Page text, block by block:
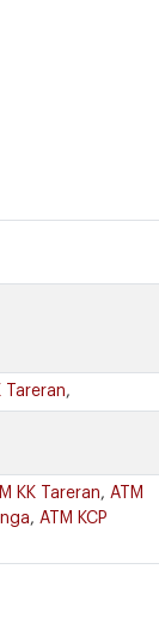
Tareran,
KK Tareran, ATM
, ATM KCP